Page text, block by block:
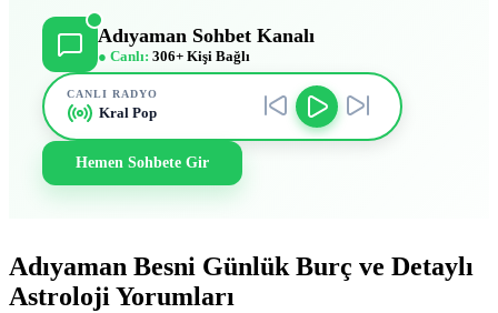
Adıyaman Sohbet Kanalı
● Canlı: 306+ Kişi Bağlı
CANLI RADYO
Kral Pop
Hemen Sohbete Gir
Adıyaman Besni Günlük Burç ve Detaylı
Astroloji Yorumları